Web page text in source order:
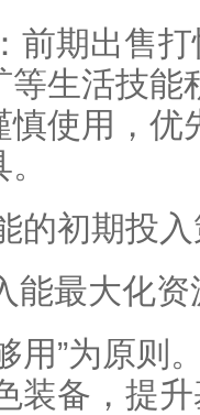
前期出售
等生活技能
慎使用，优
的初期投
能最大化资
用”为原则
装备，提